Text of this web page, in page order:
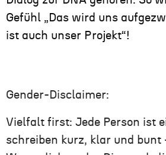
Gefühl „Das wird uns
ist auch unser Projekt“!
Gender-Disclaimer:
Vielfalt first: Jede Person ist
schreiben kurz, klar und bunt